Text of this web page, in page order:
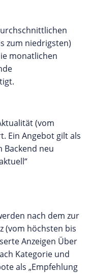
zum niedrigsten)
monatlichen
(vom
Ein Angebot gilt als
Backend neu
nach dem zur
(vom höchsten bis
Anzeigen Über
Kategorie und
als „Empfehlung